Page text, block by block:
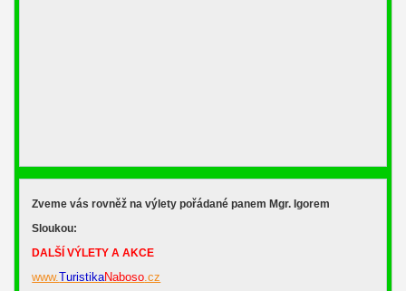
Zveme vás rovněž na výlety pořádané panem Mgr. Igorem
Sloukou:
DALŠÍ VÝLETY A AKCE
www.TuristikaNaboso.cz